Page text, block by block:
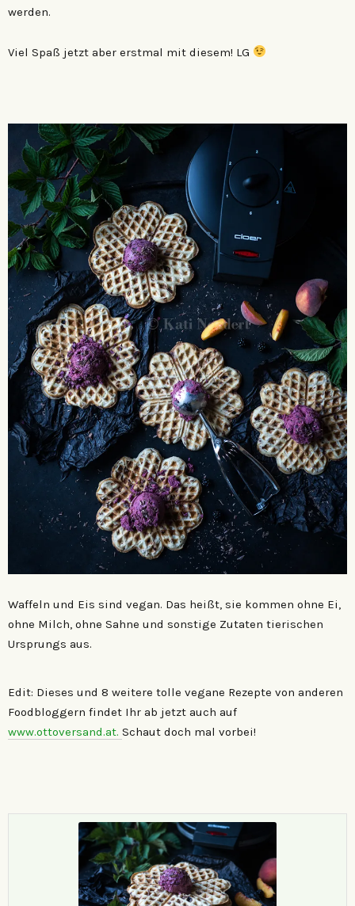
werden.
Viel Spaß jetzt aber erstmal mit diesem! LG
Waffeln und Eis sind vegan. Das heißt, sie kommen ohne Ei,
ohne Milch, ohne Sahne und sonstige Zutaten tierischen
Ursprungs aus.
Edit: Dieses und 8 weitere tolle vegane Rezepte von anderen
Foodbloggern findet Ihr ab jetzt auch auf
www.ottoversand.at. Schaut doch mal vorbei!